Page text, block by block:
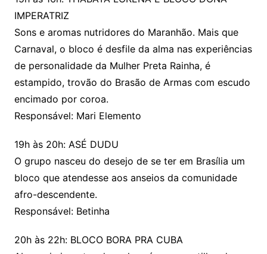
IMPERATRIZ
Sons e aromas nutridores do Maranhão. Mais que
Carnaval, o bloco é desfile da alma nas experiências
de personalidade da Mulher Preta Rainha, é
estampido, trovão do Brasão de Armas com escudo
encimado por coroa.
Responsável: Mari Elemento
19h às 20h: ASÉ DUDU
O grupo nasceu do desejo de se ter em Brasília um
bloco que atendesse aos anseios da comunidade
afro-descendente.
Responsável: Betinha
20h às 22h: BLOCO BORA PRA CUBA